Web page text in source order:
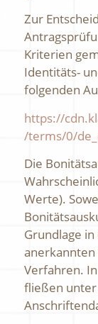
Zur
Kriterien
Identitäts-
folgenden
https://
/terms/0/
Die
Werte).
Grundlage
Verfahren.
fließen unter